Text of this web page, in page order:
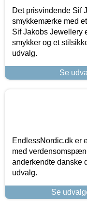
Det prisvindende Sif
smykkemærke med
Sif Jakobs Jewellery
smykker og et
udvalg.
Se
EndlessNordic.dk er
med
anderkendte danske
udvalg.
Se